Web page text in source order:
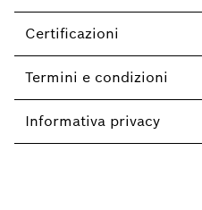
Certificazioni
Termini e condizioni
Informativa privacy